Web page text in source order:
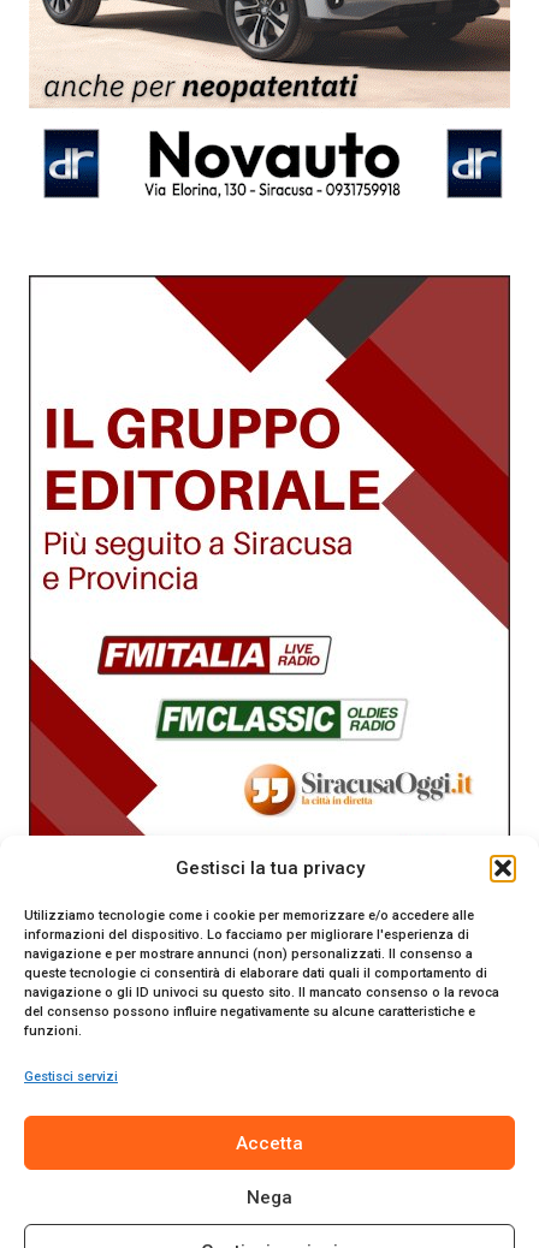
Gestisci la tua privacy
Utilizziamo tecnologie come i cookie per memorizzare e/o accedere alle
informazioni del dispositivo. Lo facciamo per migliorare l'esperienza di
navigazione e per mostrare annunci (non) personalizzati. Il consenso a
queste tecnologie ci consentirà di elaborare dati quali il comportamento di
navigazione o gli ID univoci su questo sito. Il mancato consenso o la revoca
del consenso possono influire negativamente su alcune caratteristiche e
funzioni.
Gestisci servizi
Accetta
Nega
Tribunale di Siracusa. Direttore responsabile Gianni Catania.
© 2024 Promo Italia S.r.l. Tutti i diritti riservati. | Sito web
realizzato daWeb-Arte.it